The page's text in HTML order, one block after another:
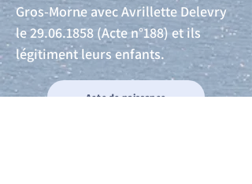
Gros-Morne avec Avrillette Delevry
le29.06.1858 (Acte n°188) et ils
légitiment leurs enfants.
Acte de naissance